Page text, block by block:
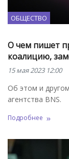
ОБЩЕСТВО
О чем пишет
коалицию,
15 мая 2023 12:00
Об этом и
агентства BNS.
Подробнее